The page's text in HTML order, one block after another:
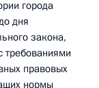
города
дня
закона,
требованиями
правовых
нормы